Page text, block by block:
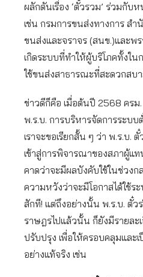
ผลักดันเรื่อง ‘ตั๋วรวม’ ร่วมกับ
เช่น กรมการขนส่งทางการ ส
ขนส่งและจราจร (สนข.)และพร
เกิดระบบที่ทำให้ผู้บริโภคทั้งใน
ใช้ขนส่งสาธารณะที่สะดวกสบ
ข่าวดีก็คือ เมื่อต้นปี 2568 ครม
พ.ร.บ. การบริหารจัดการระบ
เราจะขอเรียกสั้น ๆ ว่า พ.ร.บ.
เข้าสู่การพิจารณาของสภาผู้แ
คาดว่าจะมีผลบังคับใช้ในช่วง
ความหวังว่าจะมีโอกาสได้ใช้ร
สักที! แต่ถึงอย่างนั้น พ.ร.บ. ตั๋ว
ราษฎรไปแล้วนั้น ก็ยังมีรายละ
ปรับปรุง เพื่อให้ครอบคลุมและ
อย่างแท้จริง เช่น